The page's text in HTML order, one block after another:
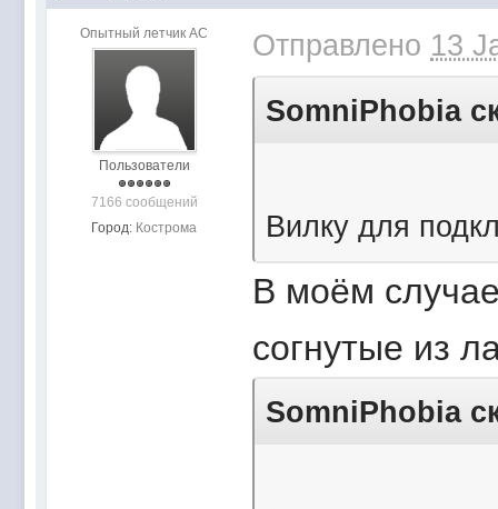
Опытный летчик АС
Пользователи
7166 сообщений
Город: Кострома
Отправлено 13
SomniPhobia
Вилку для
В моём
согнутые из
SomniPhobia